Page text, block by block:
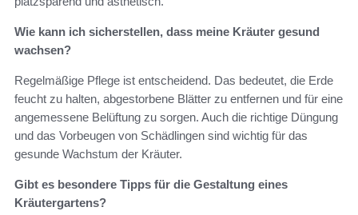
Wie kann ich sicherstellen, dass meine Kräuter gesund
wachsen?
Regelmäßige Pflege ist entscheidend. Das bedeutet, die Erde
feucht zu halten, abgestorbene Blätter zu entfernen und für eine
angemessene Belüftung zu sorgen. Auch die richtige Düngung
und das Vorbeugen von Schädlingen sind wichtig für das
gesunde Wachstum der Kräuter.
Gibt es besondere Tipps für die Gestaltung eines
Kräutergartens?